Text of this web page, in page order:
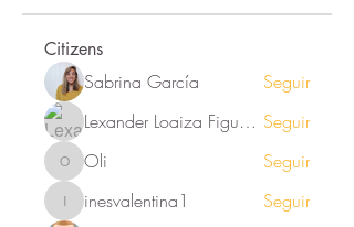
Citizens
Sabrina García
Seguir
Lexander Loaiza Figueroa Seguir
Oli Oli Seguir
inesvalentina1
inesvalentina1
Seguir